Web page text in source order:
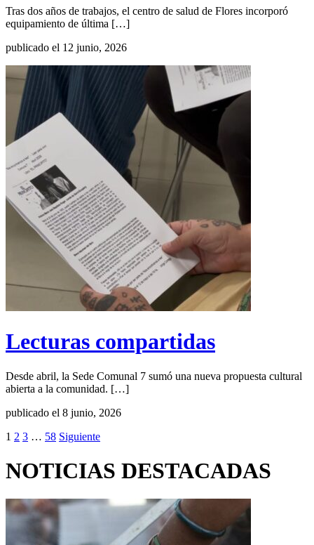
Tras dos años de trabajos, el centro de salud de Flores incorporó
equipamiento de última […]
publicado el 12 junio, 2026
Lecturas compartidas
Desde abril, la Sede Comunal 7 sumó una nueva propuesta cultural
abierta a la comunidad. […]
publicado el 8 junio, 2026
1 2 3 … 58 Siguiente
NOTICIAS DESTACADAS